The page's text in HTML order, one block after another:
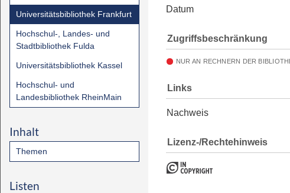
Universitätsbibliothek Frankfurt
Hochschul-, Landes- und
Stadtbibliothek Fulda
Universitätsbibliothek Kassel
Hochschul- und
Landesbibliothek RheinMain
Inhalt
Themen
Listen
Datum
Zugriffsbeschränkung
NUR AN RECHNERN DER
Links
Nachweis
Lizenz-/Rechtehinweis